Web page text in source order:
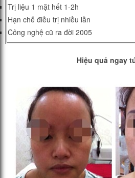
Trị liệu 1 mặt hết 1-2h
Hạn chế điều trị nhiều lần
Công nghệ cũ ra đời 2005
Hiệu quả ngay